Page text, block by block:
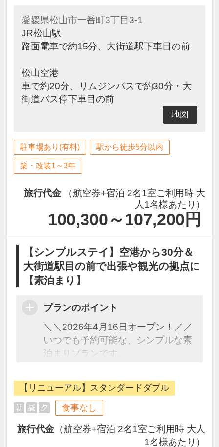
・ウェルカムドリンクサービス
14：00～23：00
・全室VODシアター無料サービス
見放題！
※成人向けコンテンツは有料となり
ます。
愛媛県松山市一番町3丁目3-1
JR松山駅
路面電車で約15分、大街道駅下車目の前
松山空港
車で約20分、リムジンバスで約30分・大
街道バス停下車目の前
地図
駐車場あり(有料) 駅から徒歩5分以内
築・改装1～3年
旅行代金
（航空券+宿泊 2名1室ご利用時 大
人1名様あたり）
100,300～107,200 円
【シンプルステイ】空港から30分＆
大街道駅目の前で出張や観光の拠点に
【素泊まり】
プランのポイント
＼＼2026年4月16日オープン！／／
いつでも予約可能な、シンプルな素
泊まりプランです。
での路面電車乗り場はホテル目の
前。
松山城や繁華街の周辺散策や食べ歩
き、観光や出張に絶好なロケーショ
ンです。
【リニューアル】スタンダードダブル
朝 昼 夕 食事なし
旅行代金 （航空券+宿泊 2名1室ご利用時 大人
1名様あたり）